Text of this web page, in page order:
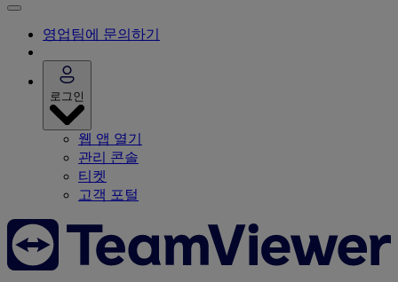
영업팀에 문의하기
로그인
웹 앱 열기
관리 콘솔
티켓
고객 포털